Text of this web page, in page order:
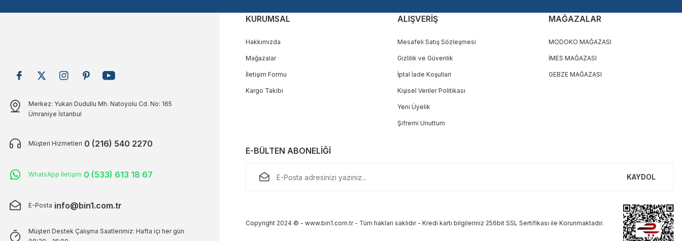
Merkez: Yukarı Dudullu Mh. Natoyolu Cd. No: 165
Ümraniye İstanbul
Müşteri Hizmetleri 0 (216) 540 2270
WhatsApp İletişim 0 (533) 613 18 67
E-Posta info@bin1.com.tr
Müşteri Destek Çalışma Saatlerimiz: Hafta içi her gün
KURUMSAL
Hakkımızda
Mağazalar
İletişim Formu
Kargo Takibi
ALIŞVERİŞ
Mesafeli Satış Sözleşmesi
Gizlilik ve Güvenlik
İptal İade Koşullari
Kişisel Veriler Politikası
Yeni Üyelik
Şifremi Unuttum
MAĞAZALAR
MODOKO MAĞAZASI
İMES MAĞAZASI
GEBZE MAĞAZASI
E-BÜLTEN ABONELİĞİ
KAYDOL
Copyright 2024 © - www.bin1.com.tr - Tüm hakları saklıdır - Kredi kartı bilgileriniz 256bit SSL Sertifikası ile Korunmaktadır.